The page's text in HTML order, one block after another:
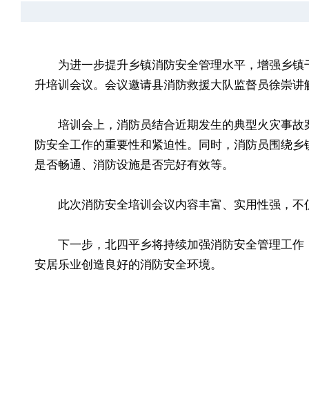
为进一步提升乡镇消防安全管理水平，增强乡
升培训会议。会议邀请县消防救援大队监督员徐崇
培训会上，消防员结合近期发生的典型火灾事
防安全工作的重要性和紧迫性。同时，消防员围绕
是否畅通、消防设施是否完好有效等。
此次消防安全培训会议内容丰富、实用性强，
下一步，北四平乡将持续加强消防安全管理工
安居乐业创造良好的消防安全环境。